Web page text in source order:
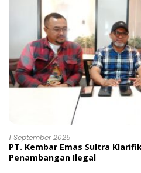
1 September 2025
PT. Kembar Emas Sultra
Penambangan Ilegal